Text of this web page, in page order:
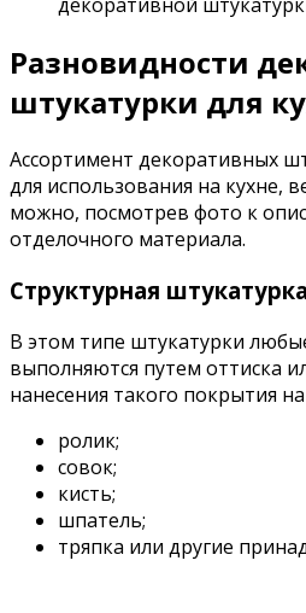
декоративной
Разновидности
штукатурки для
Ассортимент декоративных
для использования на кухне,
можно, посмотрев фото к
отделочного материала.
Структурная штукатурка
В этом типе штукатурки
выполняются путем оттиска
нанесения такого покрытия
ролик;
совок;
кисть;
шпатель;
тряпка или другие